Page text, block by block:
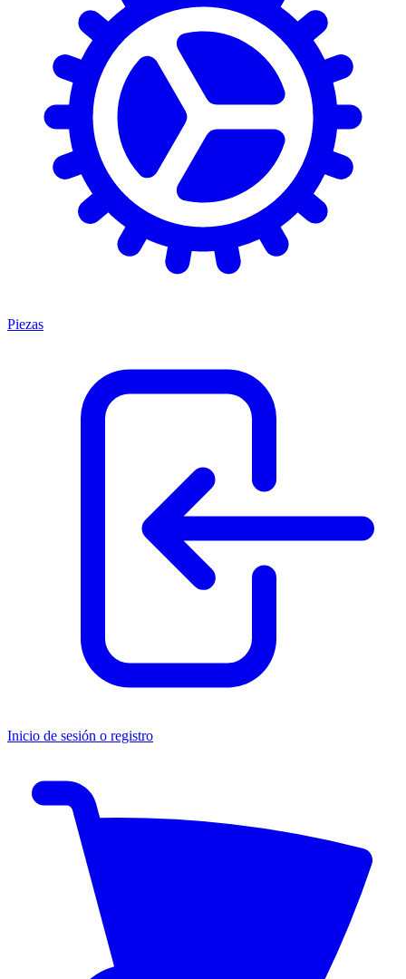
Piezas
Inicio de sesión o registro